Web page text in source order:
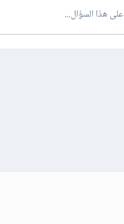
هذا السؤال...